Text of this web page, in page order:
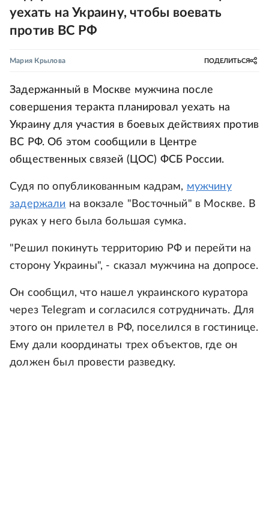
уехать на Украину, чтобы воевать
против ВС РФ
Мария Крылова ПОДЕЛИТЬСЯ
Задержанный в Москве мужчина после
совершения теракта планировал уехать на
Украину для участия в боевых действиях против
ВС РФ. Об этом сообщили в Центре
общественных связей (ЦОС) ФСБ России.
Судя по опубликованным кадрам, мужчину
задержали на вокзале "Восточный" в Москве. В
руках у него была большая сумка.
"Решил покинуть территорию РФ и перейти на
сторону Украины", - сказал мужчина на допросе.
Он сообщил, что нашел украинского куратора
через Telegram и согласился сотрудничать. Для
этого он прилетел в РФ, поселился в гостинице.
Ему дали координаты трех объектов, где он
должен был провести разведку.